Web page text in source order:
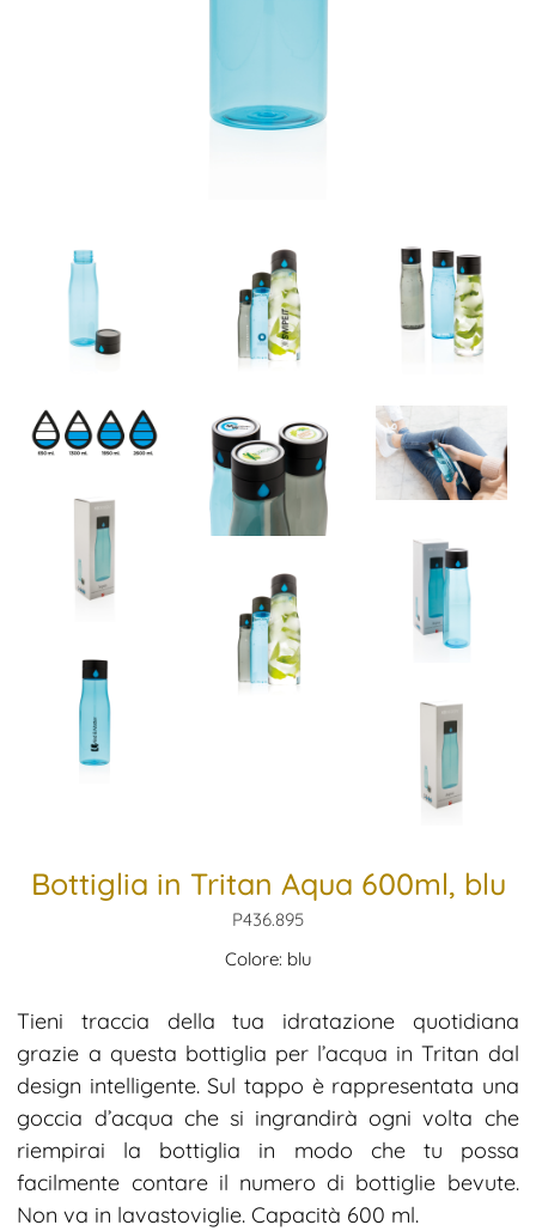
Bottiglia in Tritan Aqua 600ml, blu
P436.895
Colore: blu
Tieni traccia della tua idratazione quotidiana
grazie a questa bottiglia per l’acqua in Tritan dal
design intelligente. Sul tappo è rappresentata una
goccia d’acqua che si ingrandirà ogni volta che
riempirai la bottiglia in modo che tu possa
facilmente contare il numero di bottiglie bevute.
Non va in lavastoviglie. Capacità 600 ml.